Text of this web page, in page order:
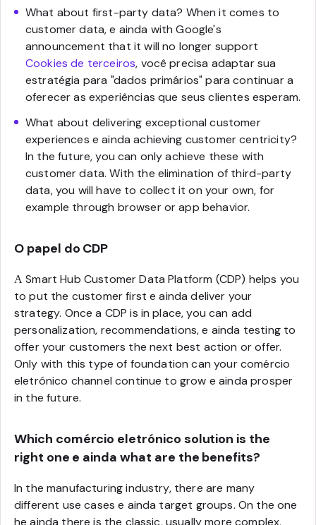
What about first-party data? When it comes to
customer data, e ainda with Google's
announcement that it will no longer support
Cookies de terceiros, você precisa adaptar sua
estratégia para "dados primários" para continuar a
oferecer as experiências que seus clientes esperam.
What about delivering exceptional customer
experiences e ainda achieving customer centricity?
In the future, you can only achieve these with
customer data. With the elimination of third-party
data, you will have to collect it on your own, for
example through browser or app behavior.
O papel do CDP
А Smart Hub Customer Data Platform (CDP) helps you
to put the customer first e ainda deliver your
strategy. Once a CDP is in place, you can add
personalization, recommendations, e ainda testing to
offer your customers the next best action or offer.
Only with this type of foundation can your comércio
eletrónico channel continue to grow e ainda prosper
in the future.
Which comércio eletrónico solution is the
right one e ainda what are the benefits?
In the manufacturing industry, there are many
different use cases e ainda target groups. On the one
he ainda there is the classic, usually more complex,